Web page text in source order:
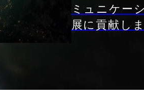
ミュニケー
展に貢献し